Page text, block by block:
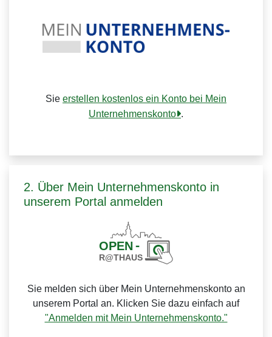
Sie erstellen kostenlos ein Konto bei Mein
Unternehmenskonto .
2. Über Mein Unternehmenskonto in
unserem Portal anmelden
Sie melden sich über Mein Unternehmenskonto an
unserem Portal an. Klicken Sie dazu einfach auf
"Anmelden mit Mein Unternehmenskonto."